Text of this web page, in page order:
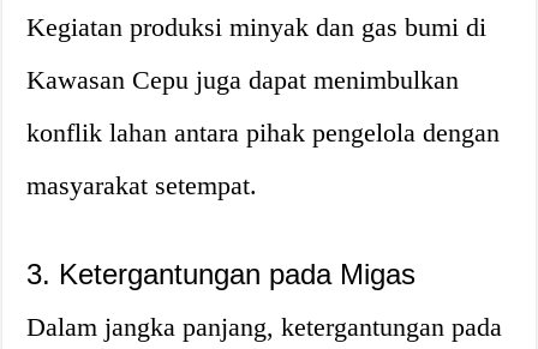
Kegiatan produksi minyak dan gas bumi di
Kawasan Cepu juga dapat menimbulkan
konflik lahan antara pihak pengelola dengan
masyarakat setempat.
3. Ketergantungan pada Migas
Dalam jangka panjang, ketergantungan pada